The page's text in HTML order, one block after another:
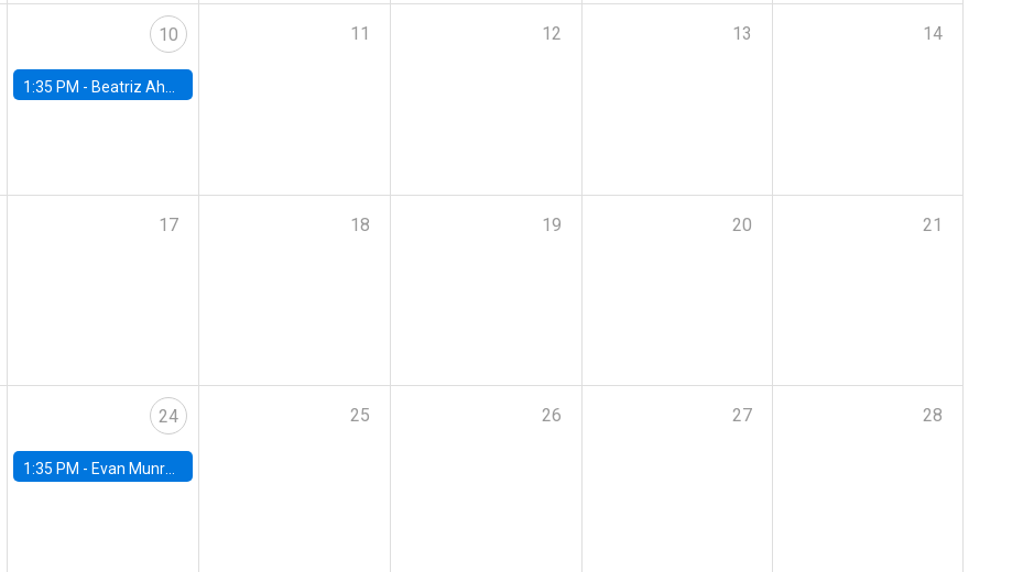
10
1:35 PM - Beatriz Ahumada, PhD candidate, Universidad de Pittsburgh
11 12 13 14
17 18 19 20 21
24
1:35 PM - Evan Munro, Neyman Visiting Assistant Professor in the Department of Statistics at UC Berkeley
25 26 27 28